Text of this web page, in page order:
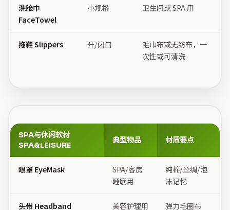
洗脸巾
FaceTowel
小规格 卫生间或 SPA 用
拖鞋 Slippers 开/闭口
毛巾布或无纺布，一
次性或可清洗
SPA与休闲软材
SPA&LEISURE
典型物品 材质要点
眼罩 EyeMask
SPA/客房
睡眠用
纯棉/丝绸/泡
沫记忆
头带 Headband 美容护理用 弹力毛圈布